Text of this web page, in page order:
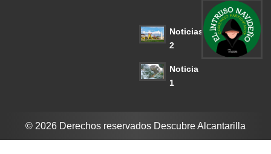
Noticias
2
Noticia
1
© 2026 Derechos reservados Descubre Alcantarilla